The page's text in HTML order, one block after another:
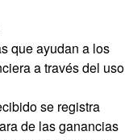
que ayudan a los
a través del uso
se registra
de las ganancias